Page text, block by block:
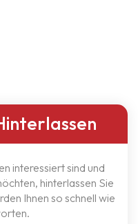
interessiert sind und
hinterlassen Sie
Ihnen so schnell wie